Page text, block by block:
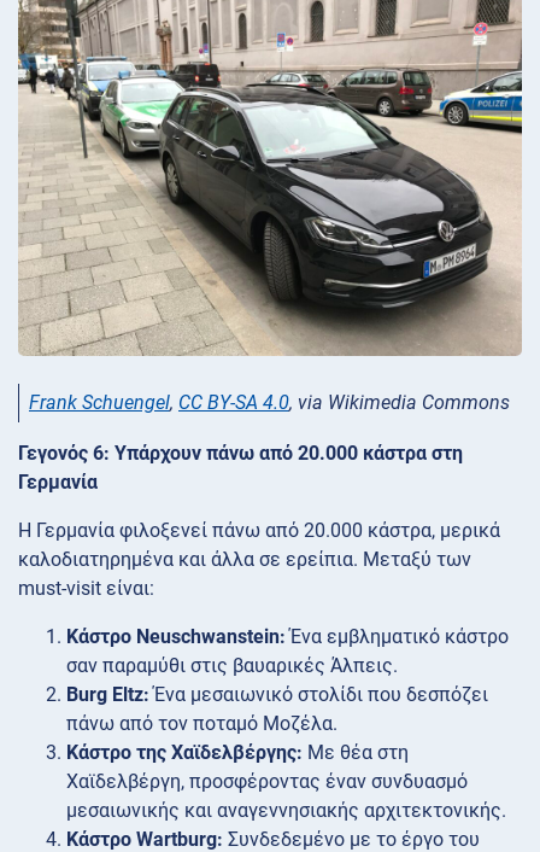
Frank Schuengel, CC BY-SA 4.0, via Wikimedia Commons
Γεγονός 6: Υπάρχουν πάνω από 20.000 κάστρα στη
Γερμανία
Η Γερμανία φιλοξενεί πάνω από 20.000 κάστρα, μερικά
καλοδιατηρημένα και άλλα σε ερείπια. Μεταξύ των
must-visit είναι:
Κάστρο Neuschwanstein:Ένα εμβληματικό κάστρο
σαν παραμύθι στις βαυαρικές Άλπεις.
Burg Eltz:Ένα μεσαιωνικό στολίδι που δεσπόζει
πάνω από τον ποταμό Μοζέλα.
Κάστρο της Χαϊδελβέργης: Με θέα στη
Χαϊδελβέργη, προσφέροντας έναν συνδυασμό
μεσαιωνικής και αναγεννησιακής αρχιτεκτονικής.
Κάστρο Wartburg: Συνδεδεμένο με το έργο του